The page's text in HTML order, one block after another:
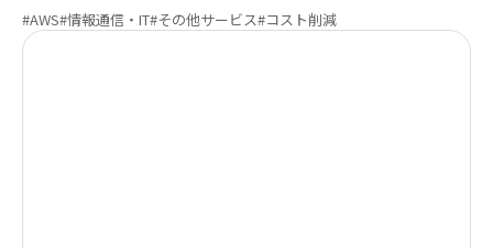
#AWS#情報通信・IT#その他サービス#コスト削減